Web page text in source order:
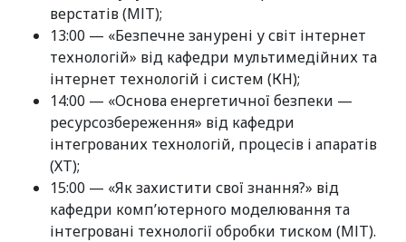
верстатів (МІТ);
13:00 — «Безпечне занурені у світ інтернет
технологій» від кафедри мультимедійних та
інтернет технологій і систем (КН);
14:00 — «Основа енергетичної безпеки —
ресурсозбереження» від кафедри
інтегрованих технологій, процесів і апаратів
(ХТ);
15:00 — «Як захистити свої знання?» від
кафедри комп’ютерного моделювання та
інтегровані технології обробки тиском (МІТ).